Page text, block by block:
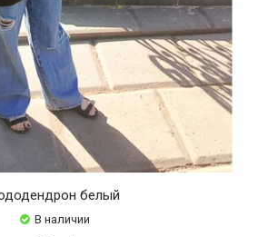
белый
В наличии